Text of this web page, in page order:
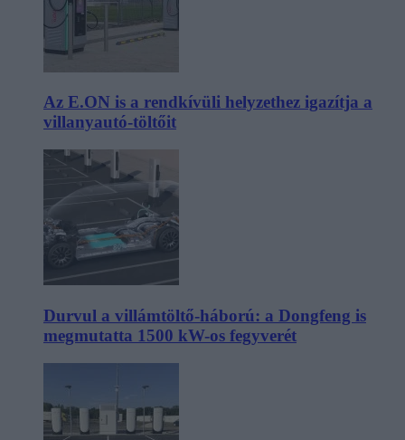
Az E.ON is a rendkívüli helyzethez igazítja a
villanyautó-töltőit
Durvul a villámtöltő-háború: a Dongfeng is
megmutatta 1500 kW-os fegyverét